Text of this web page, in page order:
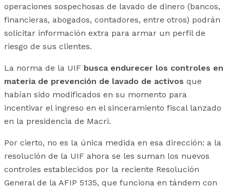
operaciones sospechosas de lavado de dinero (bancos,
financieras, abogados, contadores, entre otros) podrán
solicitar información extra para armar un perfil de
riesgo de sus clientes.
La norma de la UIF busca endurecer los controles en
materia de prevención de lavado de activos que
habían sido modificados en su momento para
incentivar el ingreso en el sinceramiento fiscal lanzado
en la presidencia de Macri.
Por cierto, no es la única medida en esa dirección: a la
resolución de la UIF ahora se les suman los nuevos
controles establecidos por la reciente Resolución
General de la AFIP 5135, que funciona en tándem con